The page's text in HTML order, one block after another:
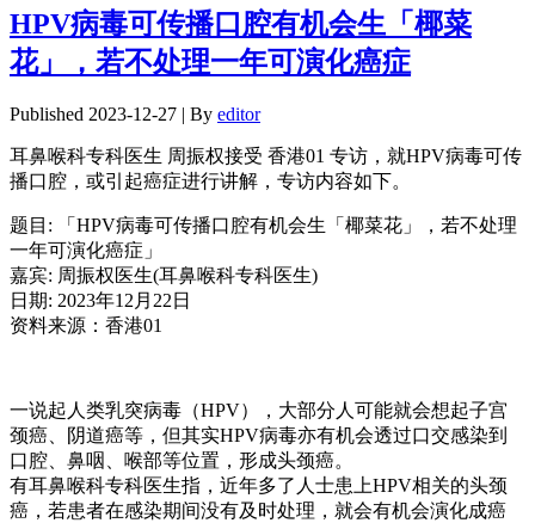
享
HPV病毒可传播口腔有机会生「椰菜
花」，若不处理一年可演化癌症
Published 2023-12-27 | By editor
耳鼻喉科专科医生 周振权接受 香港01 专访，就HPV病毒可传
播口腔，或引起癌症进行讲解，专访内容如下。
题目: 「HPV病毒可传播口腔有机会生「椰菜花」，若不处理
一年可演化癌症」
嘉宾: 周振权医生(耳鼻喉科专科医生)
日期: 2023年12月22日
资料来源：香港01
一说起人类乳突病毒（HPV），大部分人可能就会想起子宫
颈癌、阴道癌等，但其实HPV病毒亦有机会透过口交感染到
口腔、鼻咽、喉部等位置，形成头颈癌。
有耳鼻喉科专科医生指，近年多了人士患上HPV相关的头颈
癌，若患者在感染期间没有及时处理，就会有机会演化成癌